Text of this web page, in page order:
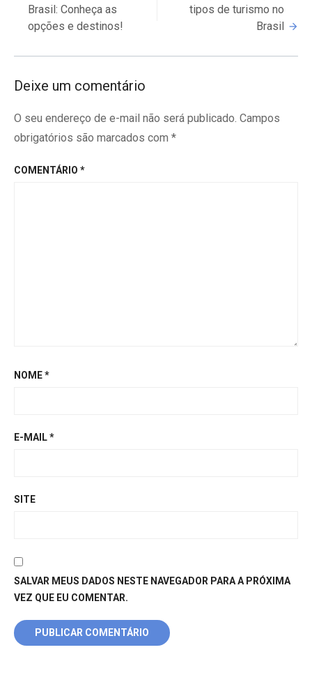
Brasil: Conheça as
opções e destinos!
tipos de turismo no
Brasil
Deixe um comentário
O seu endereço de e-mail não será publicado. Campos
obrigatórios são marcados com *
COMENTÁRIO *
NOME*
E-MAIL*
SITE
SALVAR MEUS DADOS NESTE NAVEGADOR PARA A PRÓXIMA
VEZ QUE EU COMENTAR.